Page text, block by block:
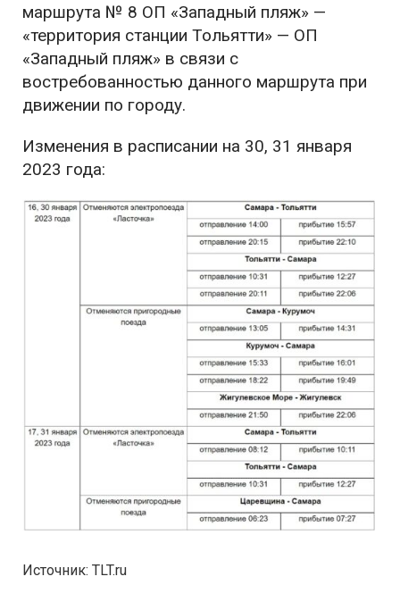
маршрута № 8 ОП «Западный пляж» —
«территория станции Тольятти» — ОП
«Западный пляж» в связи с
востребованностью данного маршрута при
движении по городу.
Изменения в расписании на 30, 31 января
2023 года:
Источник: TLT.ru